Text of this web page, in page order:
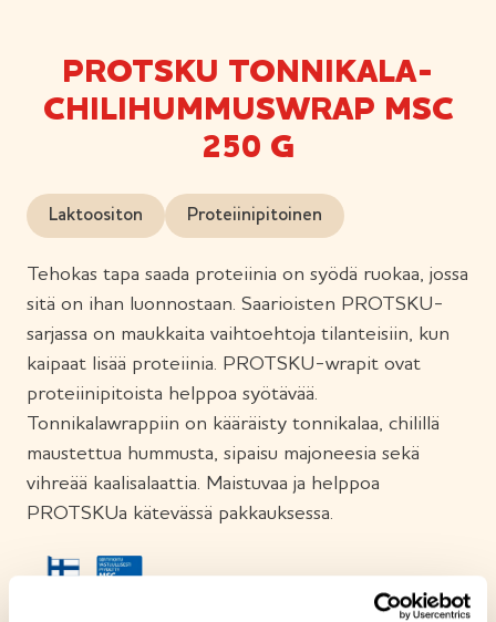
PROTSKU TONNIKALA-
CHILIHUMMUSWRAP MSC
250 G
Laktoositon Proteiinipitoinen
Tehokas tapa saada proteiinia on syödä ruokaa, jossa
sitä on ihan luonnostaan. Saarioisten PROTSKU-
sarjassa on maukkaita vaihtoehtoja tilanteisiin, kun
kaipaat lisää proteiinia. PROTSKU-wrapit ovat
proteiinipitoista helppoa syötävää.
Tonnikalawrappiin on kääräisty tonnikalaa, chilillä
maustettua hummusta, sipaisu majoneesia sekä
vihreää kaalisalaattia. Maistuvaa ja helppoa
PROTSKUa kätevässä pakkauksessa.